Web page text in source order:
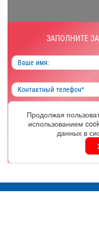
ЗАПОЛНИТЕ
Я согласен на
Продолжая
использованием
данных в